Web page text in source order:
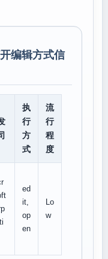
编辑方式信
执
行
方
式
流
行
程
度
ed
it,
op
en
Lo
w